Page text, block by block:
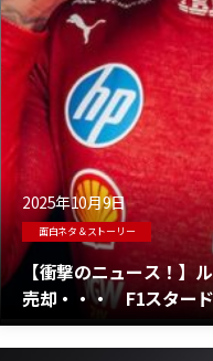
2025年10月9日
面白ネタ＆ストーリー
【衝撃のニュース！】
売却・・・ F1スター
を許すのはフェラーリ